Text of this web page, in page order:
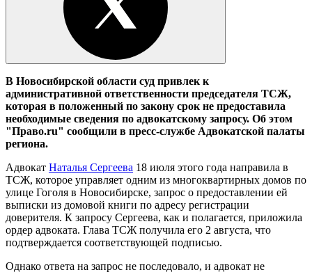
В Новосибирской области суд привлек к
административной ответственности председателя ТСЖ,
которая в положенный по закону срок не предоставила
необходимые сведения по адвокатскому запросу. Об этом
"Право.ru" сообщили в пресс-службе Адвокатской палаты
региона.
Адвокат Наталья Сергеева 18 июля этого года направила в
ТСЖ, которое управляет одним из многоквартирных домов по
улице Гоголя в Новосибирске, запрос о предоставлении ей
выписки из домовой книги по адресу регистрации
доверителя. К запросу Сергеева, как и полагается, приложила
ордер адвоката. Глава ТСЖ получила его 2 августа, что
подтверждается соответствующей подписью.
Однако ответа на запрос не последовало, и адвокат не